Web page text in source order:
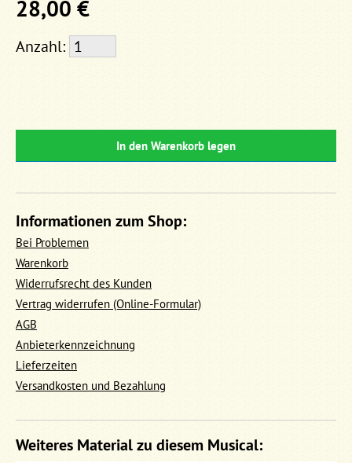
28,00 €
Anzahl:
In den Warenkorb legen
Informationen zum Shop:
Bei Problemen
Warenkorb
Widerrufsrecht des Kunden
Vertrag widerrufen (Online-Formular)
AGB
Anbieterkennzeichnung
Lieferzeiten
Versandkosten und Bezahlung
Weiteres Material zu diesem Musical: